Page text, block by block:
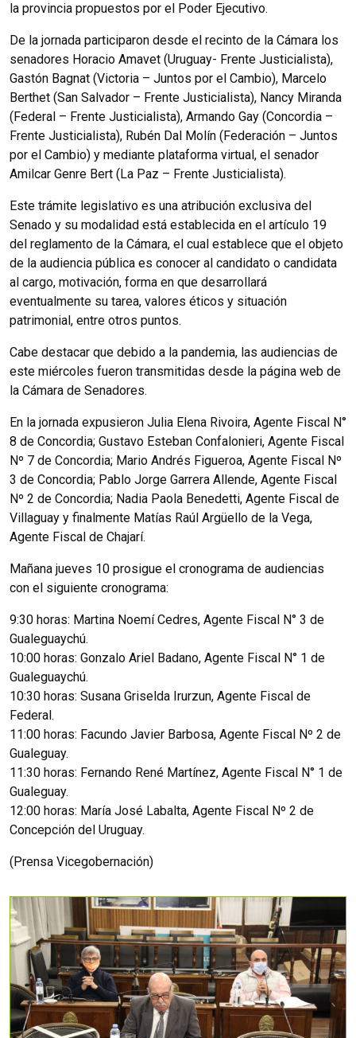
la provincia propuestos por el Poder Ejecutivo.
De la jornada participaron desde el recinto de la Cámara los
senadores Horacio Amavet (Uruguay- Frente Justicialista),
Gastón Bagnat (Victoria – Juntos por el Cambio), Marcelo
Berthet (San Salvador – Frente Justicialista), Nancy Miranda
(Federal – Frente Justicialista), Armando Gay (Concordia –
Frente Justicialista), Rubén Dal Molín (Federación – Juntos
por el Cambio) y mediante plataforma virtual, el senador
Amilcar Genre Bert (La Paz – Frente Justicialista).
Este trámite legislativo es una atribución exclusiva del
Senado y su modalidad está establecida en el artículo 19
del reglamento de la Cámara, el cual establece que el objeto
de la audiencia pública es conocer al candidato o candidata
al cargo, motivación, forma en que desarrollará
eventualmente su tarea, valores éticos y situación
patrimonial, entre otros puntos.
Cabe destacar que debido a la pandemia, las audiencias de
este miércoles fueron transmitidas desde la página web de
la Cámara de Senadores.
En la jornada expusieron Julia Elena Rivoira, Agente Fiscal N°
8 de Concordia; Gustavo Esteban Confalonieri, Agente Fiscal
Nº 7 de Concordia; Mario Andrés Figueroa, Agente Fiscal Nº
3 de Concordia; Pablo Jorge Garrera Allende, Agente Fiscal
Nº 2 de Concordia; Nadia Paola Benedetti, Agente Fiscal de
Villaguay y finalmente Matías Raúl Argüello de la Vega,
Agente Fiscal de Chajarí.
Mañana jueves 10 prosigue el cronograma de audiencias
con el siguiente cronograma:
9:30 horas: Martina Noemí Cedres, Agente Fiscal N° 3 de
Gualeguaychú.
10:00 horas: Gonzalo Ariel Badano, Agente Fiscal N° 1 de
Gualeguaychú.
10:30 horas: Susana Griselda Irurzun, Agente Fiscal de
Federal.
11:00 horas: Facundo Javier Barbosa, Agente Fiscal Nº 2 de
Gualeguay.
11:30 horas: Fernando René Martínez, Agente Fiscal N° 1 de
Gualeguay.
12:00 horas: María José Labalta, Agente Fiscal Nº 2 de
Concepción del Uruguay.
(Prensa Vicegobernación)